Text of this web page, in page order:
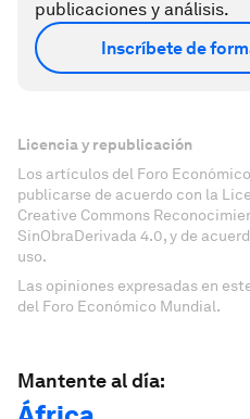
publicaciones y análisis.
Inscríbete de
Licencia y republicación
Los artículos del Foro
publicarse de acuerdo con la
Creative Commons
SinObraDerivada 4.0, y de
uso.
Las opiniones expresadas en
del Foro Económico Mundial.
Mantente al día: